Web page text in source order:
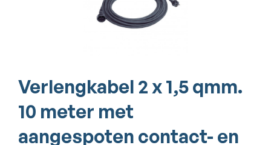
Verlengkabel 2 x 1,5 qmm.
10 meter met
aangespoten contact- en